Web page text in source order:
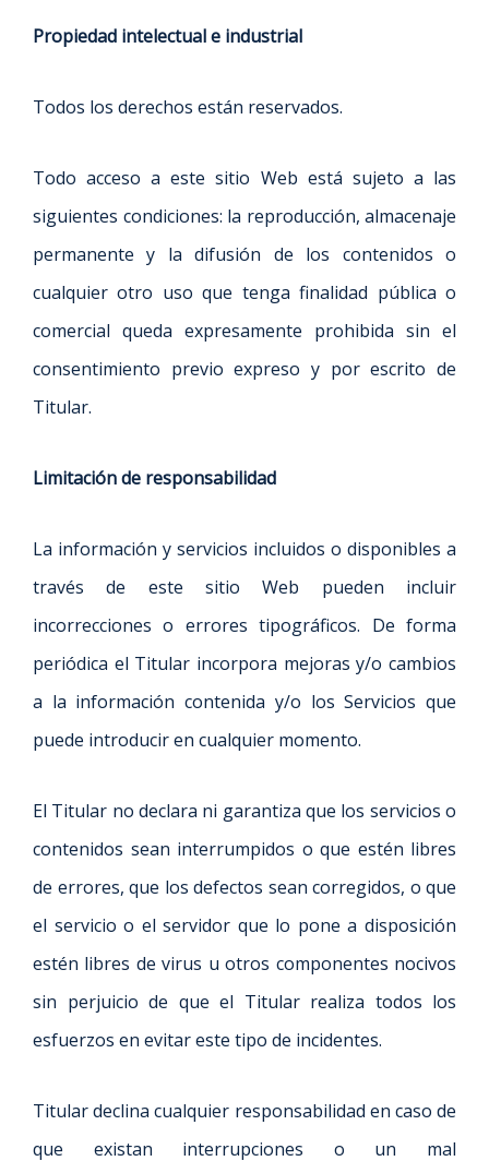
Propiedad intelectual e industrial
Todos los derechos están reservados.
Todo acceso a este sitio Web está sujeto a las
siguientes condiciones: la reproducción, almacenaje
permanente y la difusión de los contenidos o
cualquier otro uso que tenga finalidad pública o
comercial queda expresamente prohibida sin el
consentimiento previo expreso y por escrito de
Titular.
Limitación de responsabilidad
La información y servicios incluidos o disponibles a
través de este sitio Web pueden incluir
incorrecciones o errores tipográficos. De forma
periódica el Titular incorpora mejoras y/o cambios
a la información contenida y/o los Servicios que
puede introducir en cualquier momento.
El Titular no declara ni garantiza que los servicios o
contenidos sean interrumpidos o que estén libres
de errores, que los defectos sean corregidos, o que
el servicio o el servidor que lo pone a disposición
estén libres de virus u otros componentes nocivos
sin perjuicio de que el Titular realiza todos los
esfuerzos en evitar este tipo de incidentes.
Titular declina cualquier responsabilidad en caso de
que existan interrupciones o un mal